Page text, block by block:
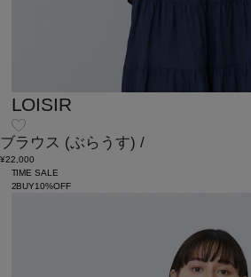
LOISIR
ブラウス (ぶらうす) /
¥22,000
TIME SALE
2BUY10%OFF